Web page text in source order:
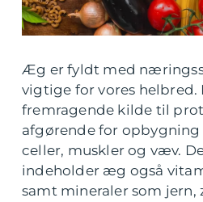
Æg er fyldt med
vigtige for vores helbred.
fremragende kilde til
afgørende for
celler, muskler og væv.
indeholder æg også
samt mineraler som jern,